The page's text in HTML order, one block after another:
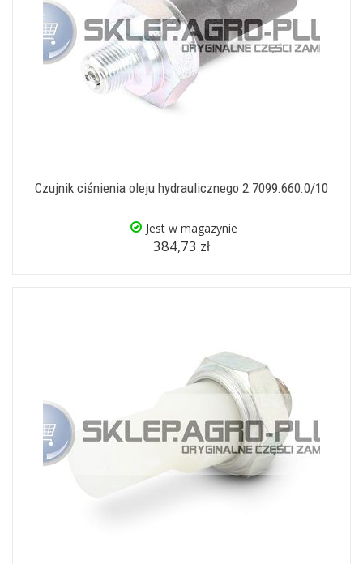
Czujnik ciśnienia oleju hydraulicznego 2.7099.660.0/10
Jest w magazynie
384,73 zł